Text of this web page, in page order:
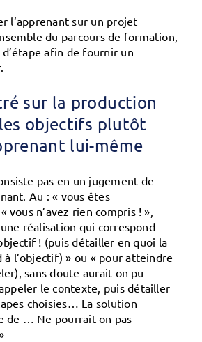
l’apprenant sur un projet
du parcours de formation,
afin de fournir un
sur la production
objectifs plutôt
lui-même
pas en un jugement de
Au : « vous êtes
vous n’avez rien compris ! »,
réalisation qui correspond
! (puis détailler en quoi la
à l’objectif) » ou « pour atteindre
sans doute aurait-on pu
le contexte, puis détailler
choisies… La solution
de … Ne pourrait-on pas